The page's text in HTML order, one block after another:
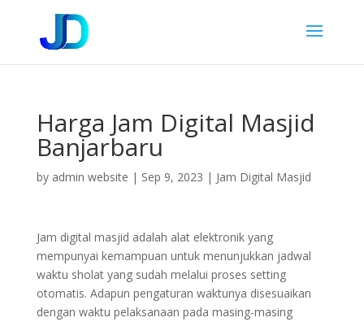
Harga Jam Digital Masjid
Banjarbaru
by admin website | Sep 9, 2023 | Jam Digital Masjid
Jam digital masjid adalah alat elektronik yang
mempunyai kemampuan untuk menunjukkan jadwal
waktu sholat yang sudah melalui proses setting
otomatis. Adapun pengaturan waktunya disesuaikan
dengan waktu pelaksanaan pada masing-masing